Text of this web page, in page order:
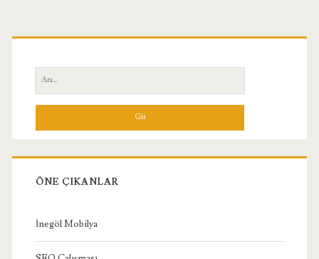
Birincil
Yan
Menü
Ara:
ÖNE ÇIKANLAR
İnegöl Mobilya